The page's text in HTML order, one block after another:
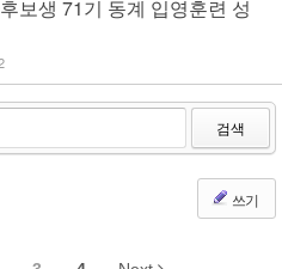
보생 71기 동계 입영훈련 성
검색
쓰기